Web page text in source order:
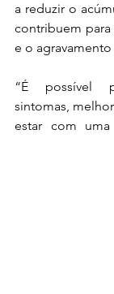
a reduzir o
contribuem para
e o
“É possível
sintomas,
estar com uma